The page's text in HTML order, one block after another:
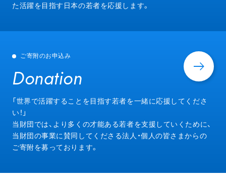
た活躍を目指す日本の若者を応援します。
ご寄附のお申込み
Donation
Donation
「世界で活躍することを目指す若者を一緒に応援してくださ
い！」
当財団では、より多くの才能ある若者を支援していくために、
当財団の事業に賛同してくださる法人・個人の皆さまからの
ご寄附を募っております。